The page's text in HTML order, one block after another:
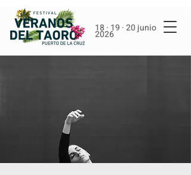
18 · 19 · 20 junio
2026